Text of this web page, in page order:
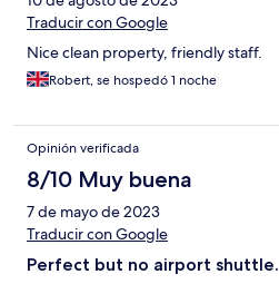
Traducir con Google
Nice clean property, friendly staff.
Robert, se hospedó 1 noche
Opinión verificada
8/10 Muy buena
7 de mayo de 2023
Traducir con Google
Perfect but no airport shuttle.